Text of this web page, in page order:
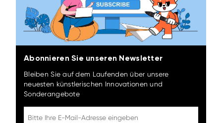
Abonnieren Sie unseren Newsletter
Bleiben Sie auf dem Laufenden über unsere
neuesten künstlerischen Innovationen und
Sonderangebote